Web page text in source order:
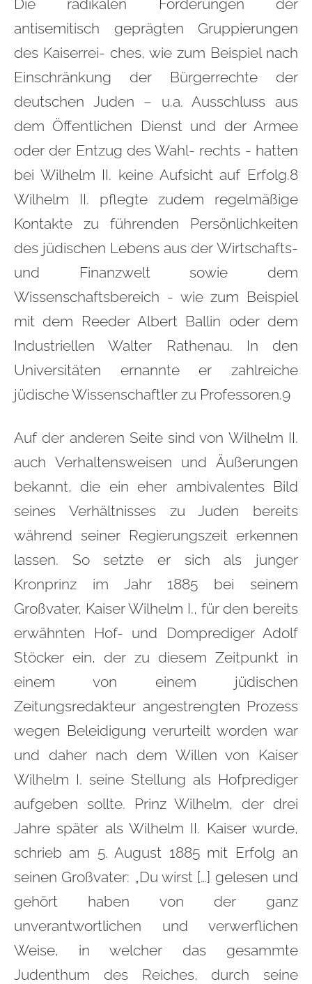
Die radikalen Forderungen der
antisemitisch geprägten Gruppierungen
des Kaiserrei- ches, wie zum Beispiel nach
Einschränkung der Bürgerrechte der
deutschen Juden – u.a. Ausschluss aus
dem Öffentlichen Dienst und der Armee
oder der Entzug des Wahl- rechts - hatten
bei Wilhelm II. keine Aufsicht auf Erfolg.8
Wilhelm II. pflegte zudem regelmäßige
Kontakte zu führenden Persönlichkeiten
des jüdischen Lebens aus der Wirtschafts-
und Finanzwelt sowie dem
Wissenschaftsbereich - wie zum Beispiel
mit dem Reeder Albert Ballin oder dem
Industriellen Walter Rathenau. In den
Universitäten ernannte er zahlreiche
jüdische Wissenschaftler zu Professoren.9
Auf der anderen Seite sind von Wilhelm II.
auch Verhaltensweisen und Äußerungen
bekannt, die ein eher ambivalentes Bild
seines Verhältnisses zu Juden bereits
während seiner Regierungszeit erkennen
lassen. So setzte er sich als junger
Kronprinz im Jahr 1885 bei seinem
Großvater, Kaiser Wilhelm I., für den bereits
erwähnten Hof- und Domprediger Adolf
Stöcker ein, der zu diesem Zeitpunkt in
einem von einem jüdischen
Zeitungsredakteur angestrengten Prozess
wegen Beleidigung verurteilt worden war
und daher nach dem Willen von Kaiser
Wilhelm I. seine Stellung als Hofprediger
aufgeben sollte. Prinz Wilhelm, der drei
Jahre später als Wilhelm II. Kaiser wurde,
schrieb am 5. August 1885 mit Erfolg an
seinen Großvater: „Du wirst […] gelesen und
gehört haben von der ganz
unverantwortlichen und verwerflichen
Weise, in welcher das gesammte
Judenthum des Reiches, durch seine